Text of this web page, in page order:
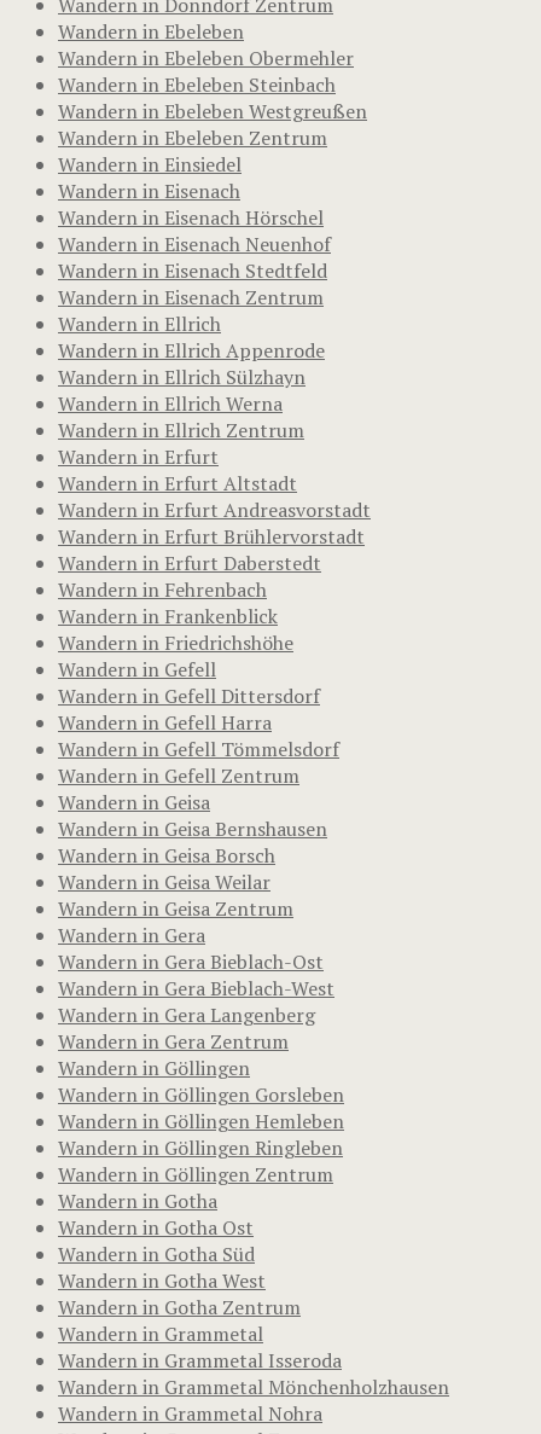
Wandern in Ebeleben
Wandern in Ebeleben Obermehler
Wandern in Ebeleben Steinbach
Wandern in Ebeleben Westgreußen
Wandern in Ebeleben Zentrum
Wandern in Einsiedel
Wandern in Eisenach
Wandern in Eisenach Hörschel
Wandern in Eisenach Neuenhof
Wandern in Eisenach Stedtfeld
Wandern in Eisenach Zentrum
Wandern in Ellrich
Wandern in Ellrich Appenrode
Wandern in Ellrich Sülzhayn
Wandern in Ellrich Werna
Wandern in Ellrich Zentrum
Wandern in Erfurt
Wandern in Erfurt Altstadt
Wandern in Erfurt Andreasvorstadt
Wandern in Erfurt Brühlervorstadt
Wandern in Erfurt Daberstedt
Wandern in Fehrenbach
Wandern in Frankenblick
Wandern in Friedrichshöhe
Wandern in Gefell
Wandern in Gefell Dittersdorf
Wandern in Gefell Harra
Wandern in Gefell Tömmelsdorf
Wandern in Gefell Zentrum
Wandern in Geisa
Wandern in Geisa Bernshausen
Wandern in Geisa Borsch
Wandern in Geisa Weilar
Wandern in Geisa Zentrum
Wandern in Gera
Wandern in Gera Bieblach-Ost
Wandern in Gera Bieblach-West
Wandern in Gera Langenberg
Wandern in Gera Zentrum
Wandern in Göllingen
Wandern in Göllingen Gorsleben
Wandern in Göllingen Hemleben
Wandern in Göllingen Ringleben
Wandern in Göllingen Zentrum
Wandern in Gotha
Wandern in Gotha Ost
Wandern in Gotha Süd
Wandern in Gotha West
Wandern in Gotha Zentrum
Wandern in Grammetal
Wandern in Grammetal Isseroda
Wandern in Grammetal Mönchenholzhausen
Wandern in Grammetal Nohra